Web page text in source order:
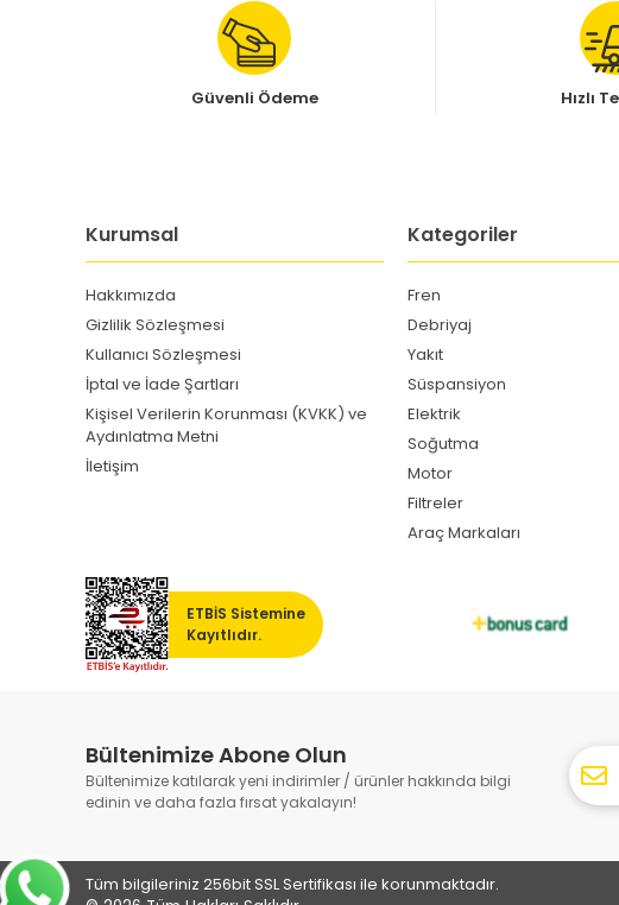
Güvenli Ödeme Hızlı
Kurumsal
Hakkımızda
Gizlilik Sözleşmesi
Kullanıcı Sözleşmesi
İptal ve İade Şartları
Kişisel Verilerin Korunması (KVKK) ve
Aydınlatma Metni
İletişim
Kategoriler
Fren
Debriyaj
Yakıt
Süspansiyon
Elektrik
Soğutma
Motor
Filtreler
Araç Markaları
ETBİS Sistemine
Kayıtlıdır.
Bültenimize Abone Olun
Bültenimize katılarak yeni indirimler / ürünler hakkında bilgi
edinin ve daha fazla fırsat yakalayın!
Tüm bilgileriniz 256bit SSL Sertifikası ile korunmaktadır.